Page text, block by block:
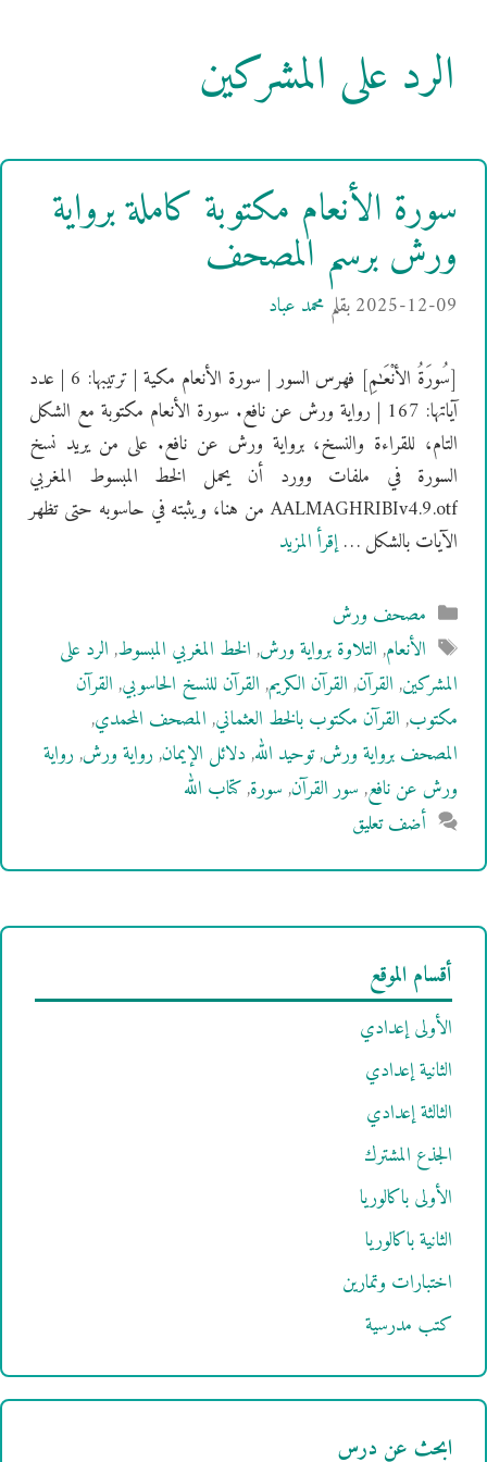
الرد على المشركين
سورة الأنعام مكتوبة كاملة برواية
ورش برسم المصحف
2025-12-09بقلم محمد عباد
[سُورَةُ الأنْعَـٰمِ] فهرس السور | سورة الأنعام مكية | ترتيبها: 6 | عدد
آياتها: 167 | رواية ورش عن نافع. سورة الأنعام مكتوبة مع الشكل
التام، للقراءة والنسخ، برواية ورش عن نافع. على من يريد نسخ
السورة في ملفات وورد أن يحمل الخط المبسوط المغربي
AALMAGHRIBIv4.9.otf من هنا، ويثبته في حاسوبه حتى تظهر
الآيات بالشكل …إقرأ المزيد
التصنيفات
مصحف ورش
الوسوم
الأنعام,التلاوة برواية ورش,الخط المغربي المبسوط,الرد على
المشركين,القرآن,القرآن الكريم,القرآن للنسخ الحاسوبي,القرآن
مكتوب,القرآن مكتوب بالخط العثماني,المصحف المحمدي,
المصحف برواية ورش,توحيد الله,دلائل الإيمان,رواية ورش,رواية
ورش عن نافع,سور القرآن,سورة,كتاب الله
أضف تعليق
أقسام الموقع
الأولى إعدادي
الثانية إعدادي
الثالثة إعدادي
الجذع المشترك
الأولى باكالوريا
الثانية باكالوريا
اختبارات وتمارين
كتب مدرسية
ابحث عن درس